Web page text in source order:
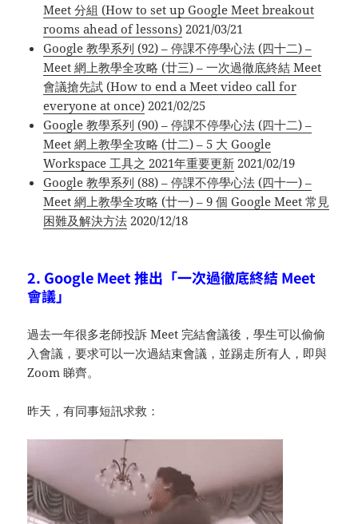
Meet 分組 (How to set up Google Meet breakout
rooms ahead of lessons) 2021/03/21
Google 教學系列 (92) – 停課不停學心法 (四十二) –
Meet 網上教學全攻略 (廿三) – 一次過徹底終結 Meet
會議搶先試 (How to end a Meet video call for
everyone at once) 2021/02/25
Google 教學系列 (90) – 停課不停學心法 (四十二) –
Meet 網上教學全攻略 (廿二) – 5 大 Google
Workspace 工具之 2021年重要更新 2021/02/19
Google 教學系列 (88) – 停課不停學心法 (四十一) –
Meet 網上教學全攻略 (廿一) – 9 個 Google Meet 常見
困難及解決方法 2020/12/18
2. Google Meet 推出「一次過徹底終結 Meet
會議」
過去一年很多老師投訴 Meet 完結會議後，學生可以偷偷
入會議，要求可以一次過結束會議，並踢走所有人，即與
Zoom 睇齊。
昨天，有同事短訊求救：